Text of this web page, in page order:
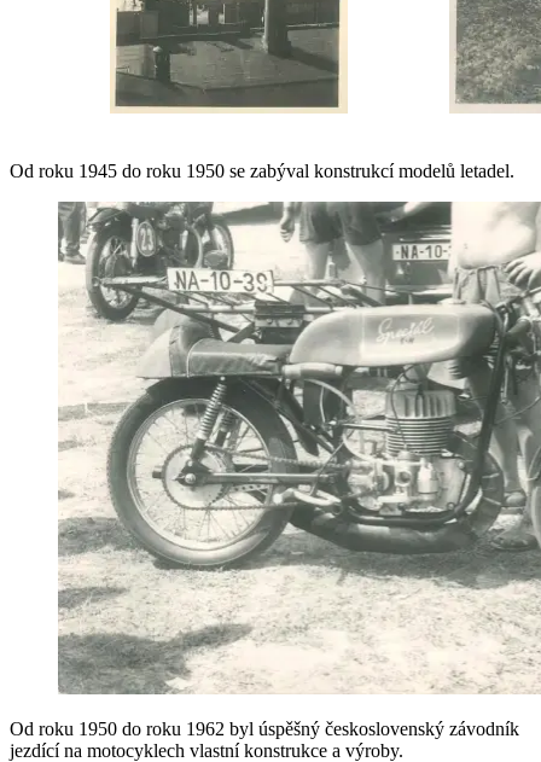
Od roku 1945 do roku 1950 se zabýval konstrukcí modelů letadel.
Od roku 1950 do roku 1962 byl úspěšný československý závodník
jezdící na motocyklech vlastní konstrukce a výroby.